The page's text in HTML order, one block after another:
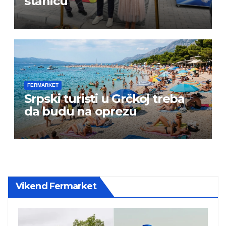
FERMARKET
Srpski turisti u Grčkoj treba
da budu na oprezu
Vikend Fermarket